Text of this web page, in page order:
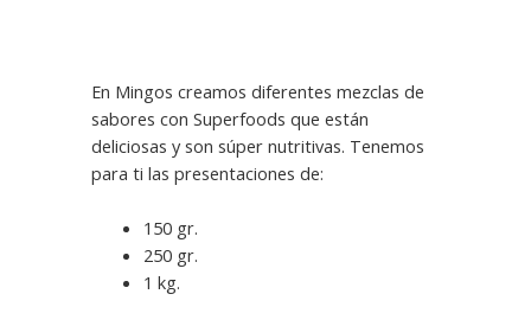
En Mingos creamos diferentes mezclas de
sabores con Superfoods que están
deliciosas y son súper nutritivas. Tenemos
para ti las presentaciones de:
150 gr.
250 gr.
1 kg.